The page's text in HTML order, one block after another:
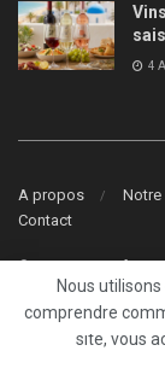
4
A propos Notre
Contact
Nous
comprendre
site, vous